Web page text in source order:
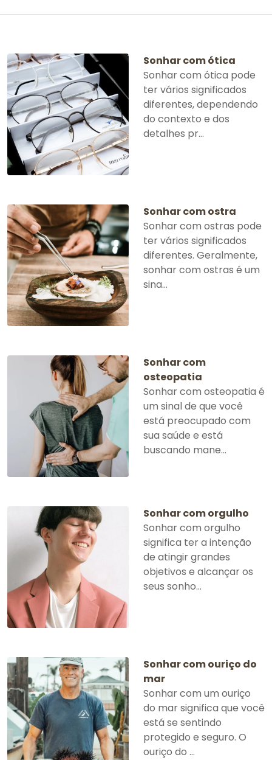
Sonhar com ótica
Sonhar com ótica pode
ter vários significados
diferentes, dependendo
do contexto e dos
detalhes pr...
Sonhar com ostra
Sonhar com ostras pode
ter vários significados
diferentes. Geralmente,
sonhar com ostras é um
sina...
Sonhar com
osteopatia
Sonhar com osteopatia é
um sinal de que você
está preocupado com
sua saúde e está
buscando mane...
Sonhar com orgulho
Sonhar com orgulho
significa ter a intenção
de atingir grandes
objetivos e alcançar os
seus sonho...
Sonhar com ouriço do
mar
Sonhar com um ouriço
do mar significa que você
está se sentindo
protegido e seguro. O
ouriço do ...